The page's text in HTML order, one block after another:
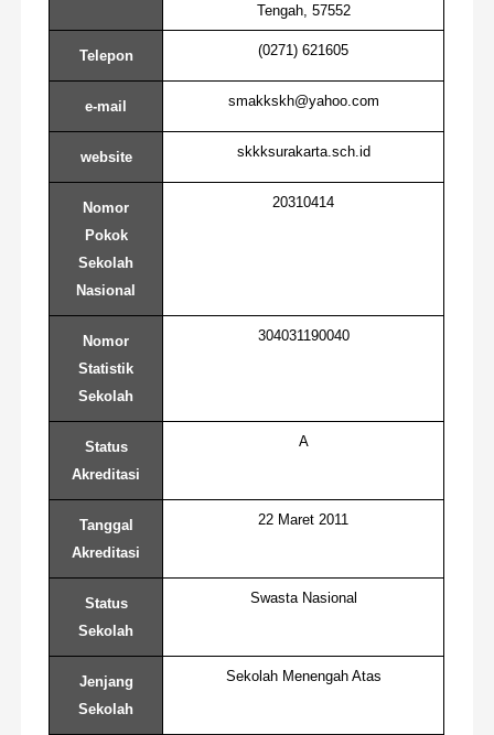
Tengah, 57552
Telepon (0271) 621605
e-mail smakkskh@yahoo.com
website skkksurakarta.sch.id
Nomor
Pokok
Sekolah
Nasional
20310414
Nomor
Statistik
Sekolah
304031190040
Status
Akreditasi
A
Tanggal
Akreditasi
22 Maret 2011
Status
Sekolah
Swasta Nasional
Jenjang
Sekolah
Sekolah Menengah Atas